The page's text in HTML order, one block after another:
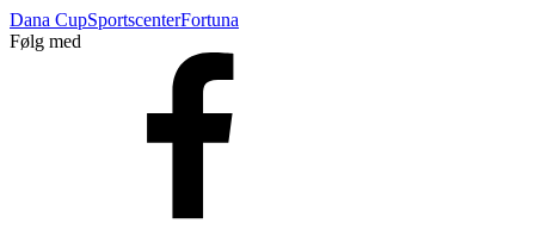
Dana CupSportscenterFortuna
Følg med